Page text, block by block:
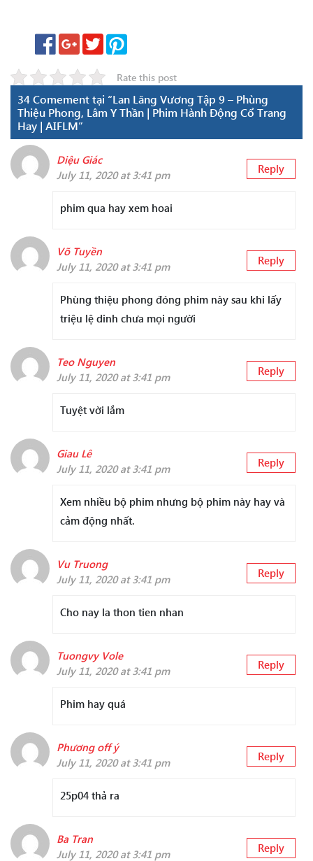
Rate this post
34 Comement tại “Lan Lăng Vương Tập 9 – Phùng
Thiệu Phong, Lâm Y Thần | Phim Hành Động Cổ Trang
Hay | AIFLM”
Diệu Giác
July 11, 2020 at 3:41 pm
Reply
phim qua hay xem hoai
Võ Tuyền
July 11, 2020 at 3:41 pm
Reply
Phùng thiệu phong đóng phim này sau khi lấy
triệu lệ dinh chưa mọi người
Teo Nguyen
July 11, 2020 at 3:41 pm
Reply
Tuyệt vời lắm
Giau Lê
July 11, 2020 at 3:41 pm
Reply
Xem nhiều bộ phim nhưng bộ phim này hay và
cảm động nhất.
Vu Truong
July 11, 2020 at 3:41 pm
Reply
Cho nay la thon tien nhan
Tuongvy Vole
July 11, 2020 at 3:41 pm
Reply
Phim hay quá
Phương off ý
July 11, 2020 at 3:41 pm
Reply
25p04 thả ra
Ba Tran
July 11, 2020 at 3:41 pm
Reply